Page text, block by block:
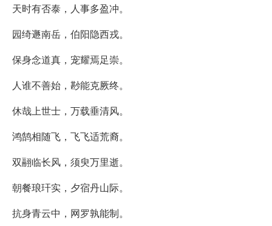
天时有否泰，人事多盈冲。
园绮遯南岳，伯阳隐西戎。
保身念道真，宠耀焉足崇。
人谁不善始，尠能克厥终。
休哉上世士，万载垂清风。
鸿鹄相随飞，飞飞适荒裔。
双翮临长风，须臾万里逝。
朝餐琅玕实，夕宿丹山际。
抗身青云中，网罗孰能制。